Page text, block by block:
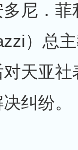
尼．菲
）总
天亚社
纠纷。